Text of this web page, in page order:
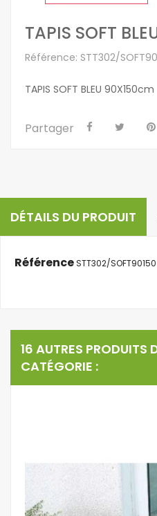
TAPIS SOFT
Référence: STT302/
TAPIS SOFT BLEU 90X150cm
Partager
DÉTAILS DU PRODUIT
RéférenceSTT302/SOFT90150
16 AUTRES PRODUITS
CATÉGORIE :